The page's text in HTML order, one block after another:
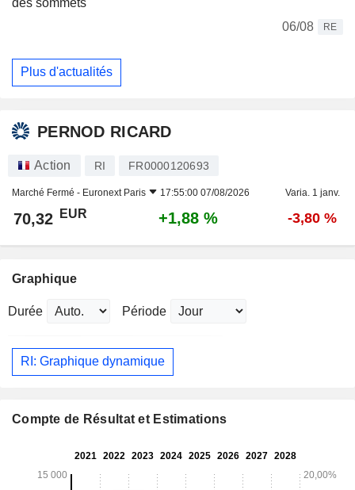
06/08
RE
Plus d'actualités
PERNOD RICARD
Action RI FR0000120693
Marché Fermé - Euronext Paris 17:55:00 07/08/2026 Varia. 1 janv.
70,32 EUR +1,88 % -3,80 %
Graphique
Durée Période
RI: Graphique dynamique
Compte de Résultat et Estimations